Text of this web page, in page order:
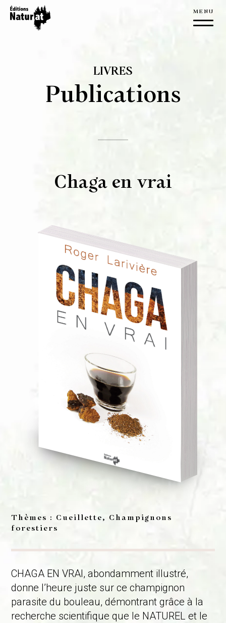
Éditions NaturAT
L’équipe
Nouvelles
Édition
Activités
Produits dérivés
LIVRES
Publications
Chaga en vrai
Thèmes : Cueillette, Champignons
forestiers
CHAGA EN VRAI, abondamment illustré,
donne l’heure juste sur ce champignon
parasite du bouleau, démontrant grâce à la
recherche scientifique que le NATUREL et le